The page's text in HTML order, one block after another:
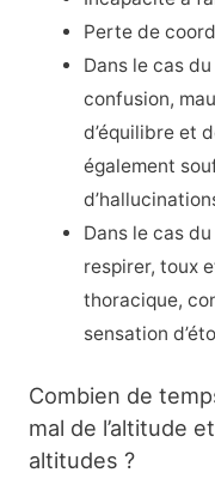
Perte de
Dans le cas
confusion,
d’équilibre et
également
Dans le cas
respirer, toux
thoracique,
sensation
Combien de
mal de l’altitude
altitudes ?